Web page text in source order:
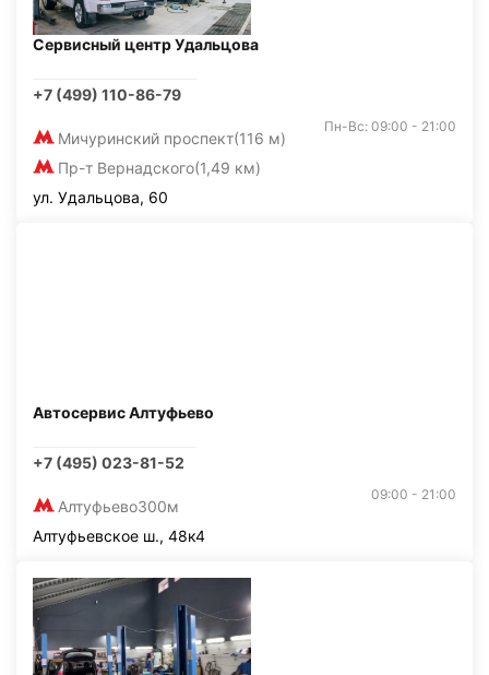
Сервисный центр Удальцова
+7 (499) 110-86-79
Мичуринский проспект(116 м)
Пр-т Вернадского(1,49 км)
Пн-Вс: 09:00 - 21:00
ул. Удальцова, 60
Автосервис Алтуфьево
+7 (495) 023-81-52
Алтуфьево300м
09:00 - 21:00
Алтуфьевское ш., 48к4